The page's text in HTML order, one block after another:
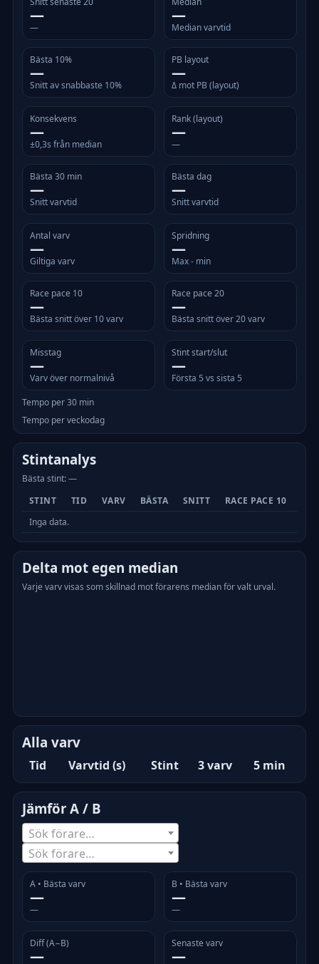
—
—
—
Median varvtid
Bästa 10%
—
Snitt av snabbaste 10%
PB layout
—
Δ mot PB (layout)
Konsekvens
—
±0,3s från median
Rank (layout)
—
—
Bästa 30 min
—
Snitt varvtid
Bästa dag
—
Snitt varvtid
Antal varv
—
Giltiga varv
Spridning
—
Max - min
Race pace 10
—
Bästa snitt över 10 varv
Race pace 20
—
Bästa snitt över 20 varv
Misstag
—
Varv över normalnivå
Stint start/slut
—
Första 5 vs sista 5
Tempo per 30 min
Tempo per veckodag
Stintanalys
Bästa stint: —
STINT
TID VARV BÄSTA SNITT RACE PACE 10
Inga data.
Delta mot egen median
Varje varv visas som skillnad mot förarens median för valt urval.
Alla varv
Tid Varvtid (s) Stint 3 varv 5 min
Jämför A / B
Sök förare…
Sök förare…
A • Bästa varv
—
—
B • Bästa varv
—
—
Diff (A−B)
—
Senaste varv
—